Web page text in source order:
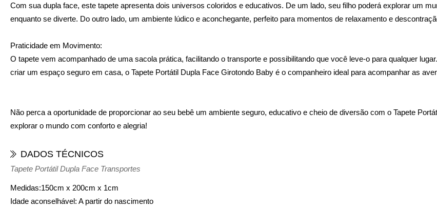
Com sua dupla face, este tapete apresenta dois universos coloridos e educativos. De um lado, seu filho poderá explorar um
enquanto se diverte. Do outro lado, um ambiente lúdico e aconchegante, perfeito para momentos de relaxamento e
Praticidade em Movimento:
O tapete vem acompanhado de uma sacola prática, facilitando o transporte e possibilitando que você leve-o para qualquer
criar um espaço seguro em casa, o Tapete Portátil Dupla Face Girotondo Baby é o companheiro ideal para acompanhar as
Não perca a oportunidade de proporcionar ao seu bebê um ambiente seguro, educativo e cheio de diversão com o Tapete
explorar o mundo com conforto e alegria!
DADOS TÉCNICOS
Tapete Portátil Dupla Face Transportes
Medidas:150cm x 200cm x 1cm
Idade aconselhável: A partir do nascimento